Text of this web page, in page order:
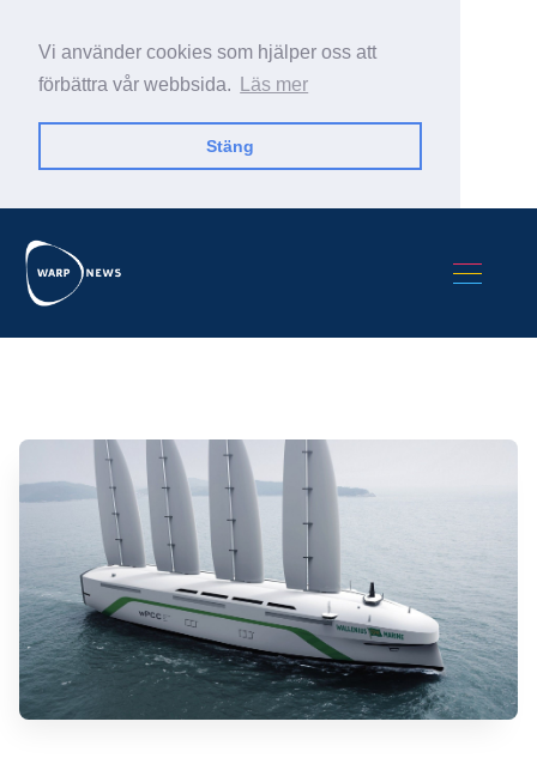
Vi använder cookies som hjälper oss att
förbättra vår webbsida.
Läs mer
Stäng